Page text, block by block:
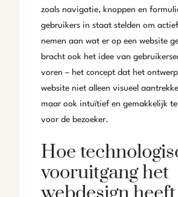
zoals navigatie, knoppen en
gebruikers in staat stelden om
nemen aan wat er op een website
bracht ook het idee van
voren – het concept dat het
website niet alleen visueel
maar ook intuïtief en gemakkelijk
voor de bezoeker.
Hoe
vooruitgang het